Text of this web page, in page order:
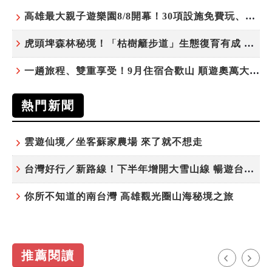
高雄最大親子遊樂園8/8開幕！30項設施免費玩、YOYO家族嗨翻暑假
虎頭埤森林秘境！「枯樹籬步道」生態復育有成 走進大自然生命教室
一趟旅程、雙重享受！9月住宿合歡山 順遊奧萬大10元優惠入園
熱門新聞
雲遊仙境／坐客蘇家農場 來了就不想走
台灣好行／新路線！下半年增開大雪山線 暢遊台中更便利
你所不知道的南台灣 高雄觀光圈山海秘境之旅
推薦閱讀